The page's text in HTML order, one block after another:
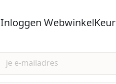
Inloggen WebwinkelKeur
je e-mailadres